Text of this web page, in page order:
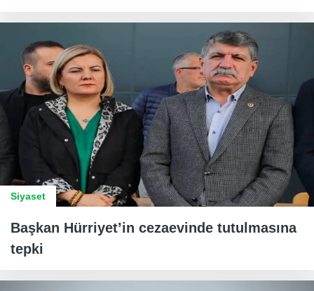
Siyaset
Başkan Hürriyet’in cezaevinde tutulmasına
tepki